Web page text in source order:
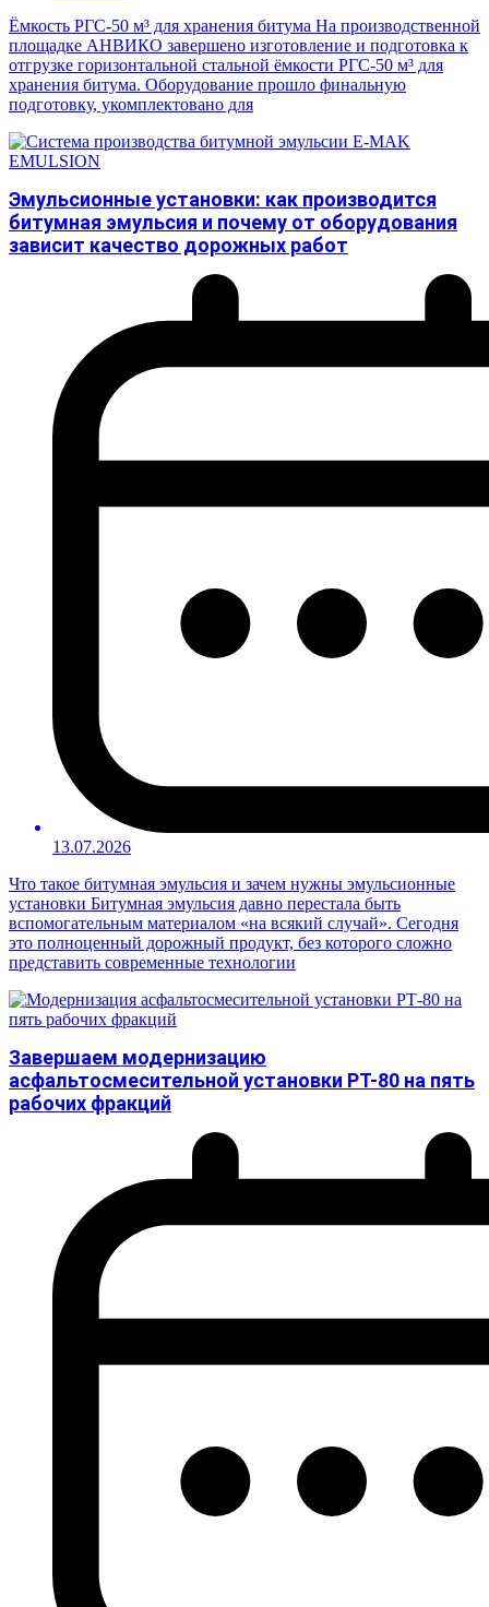
Ёмкость РГС-50 м³ для хранения битума На производственной
площадке АНВИКО завершено изготовление и подготовка к
отгрузке горизонтальной стальной ёмкости РГС-50 м³ для
хранения битума. Оборудование прошло финальную
подготовку, укомплектовано для
Эмульсионные установки: как производится
битумная эмульсия и почему от оборудования
зависит качество дорожных работ
13.07.2026
Что такое битумная эмульсия и зачем нужны эмульсионные
установки Битумная эмульсия давно перестала быть
вспомогательным материалом «на всякий случай». Сегодня
это полноценный дорожный продукт, без которого сложно
представить современные технологии
Завершаем модернизацию
асфальтосмесительной установки РТ-80 на пять
рабочих фракций